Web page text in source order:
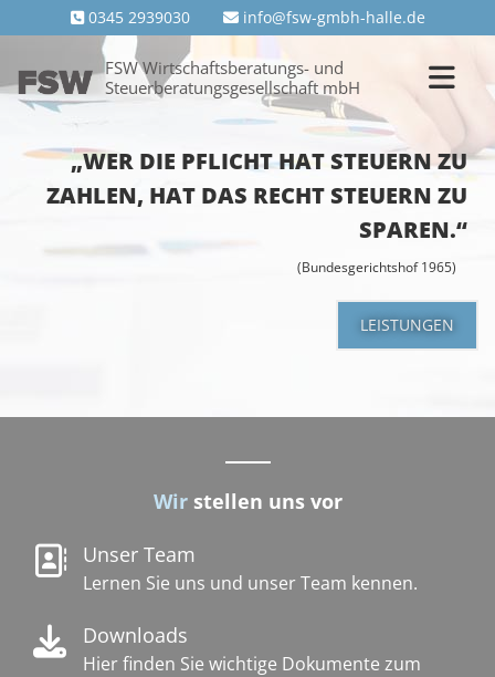
Zum Inhalt springen
 0345 2939030  info@fsw-gmbh-halle.de
FSW Wirtschaftsberatungs- und
Steuerberatungsgesellschaft mbH
„WER DIE PFLICHT HAT STEUERN ZU
ZAHLEN, HAT DAS RECHT STEUERN ZU
SPAREN.“
(Bundesgerichtshof 1965)
LEISTUNGEN
Wir stellen uns vor
Unser Team
Lernen Sie uns und unser Team kennen.
Downloads
Hier finden Sie wichtige Dokumente zum